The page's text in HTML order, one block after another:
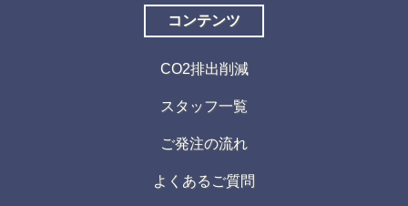
コンテンツ
CO2排出削減
スタッフ一覧
ご発注の流れ
よくあるご質問